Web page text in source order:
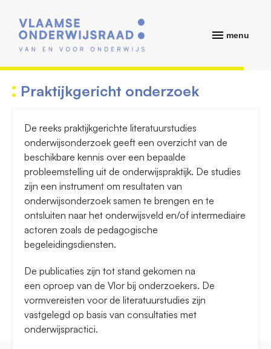
menu
Praktijkgericht onderzoek
De reeks praktijkgerichte literatuurstudies
onderwijsonderzoek geeft een overzicht van de
beschikbare kennis over een bepaalde
probleemstelling uit de onderwijspraktijk. De studies
zijn een instrument om resultaten van
onderwijsonderzoek samen te brengen en te
ontsluiten naar het onderwijsveld en/of intermediaire
actoren zoals de pedagogische
begeleidingsdiensten.
De publicaties zijn tot stand gekomen na
een oproep van de Vlor bij onderzoekers. De
vormvereisten voor de literatuurstudies zijn
vastgelegd op basis van consultaties met
onderwijspractici.